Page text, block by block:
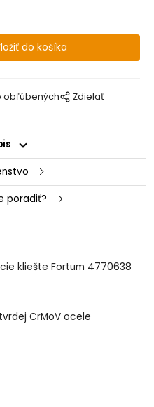
obľúbených Zdielať
poradiť?
kliešte Fortum 4770638
CrMoV ocele